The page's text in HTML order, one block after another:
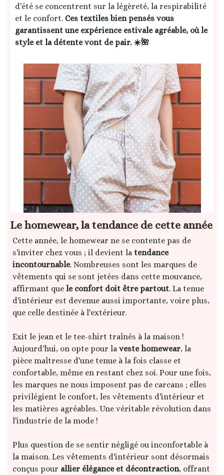
d'été se concentrent sur la légèreté, la respirabilité
et le confort. Ces textiles bien pensés vous
garantissent une expérience estivale agréable, où le
style et la détente vont de pair. ☀️🌺
Le homewear, la tendance de cette année
Cette année, le homewear ne se contente pas de
s'inviter chez vous ; il devient la tendance
incontournable. Nombreuses sont les marques de
vêtements qui se sont jetées dans cette mouvance,
affirmant que le confort doit être partout. La tenue
d'intérieur est devenue aussi importante, voire plus,
que celle destinée à l'extérieur.
Exit le jean et le tee-shirt traînés à la maison !
Aujourd'hui, on opte pour la veste homewear, la
pièce maîtresse d'une tenue à la fois classe et
confortable, même en restant chez soi. Pour une fois,
les marques ne nous imposent pas de carcans ; elles
privilégient le confort, les vêtements d'intérieur et
les matières agréables. Une véritable révolution dans
l'industrie de la mode !
Plus question de se sentir négligé ou inconfortable à
la maison. Les vêtements d'intérieur sont désormais
conçus pour allier élégance et décontraction, offrant